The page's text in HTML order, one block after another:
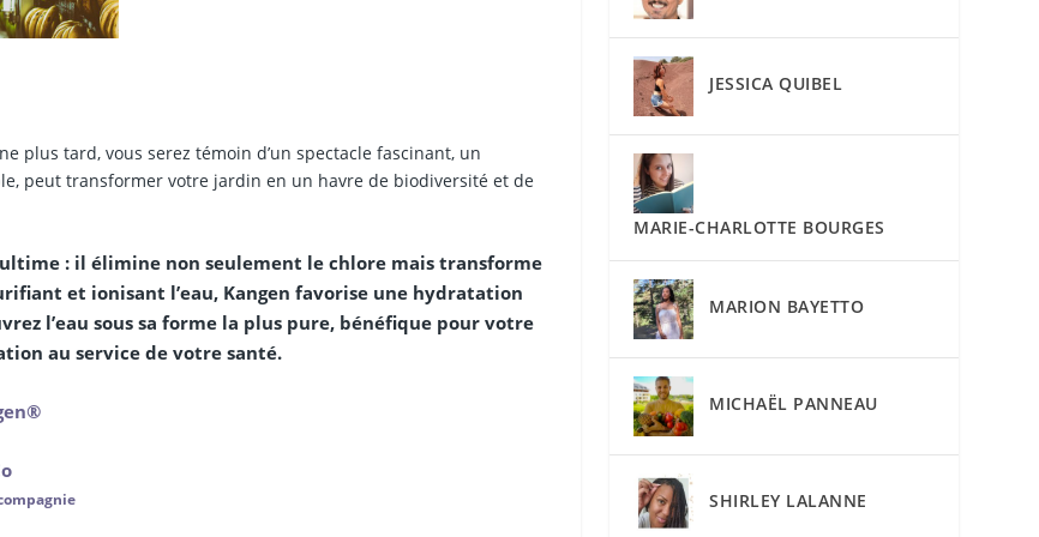
plus tard, vous serez témoin d’un spectacle fascinant, un
peut transformer votre jardin en un havre de biodiversité et de
: il élimine non seulement le chlore mais transforme
et ionisant l’eau, Kangen favorise une hydratation
l’eau sous sa forme la plus pure, bénéfique pour votre
au service de votre santé.
JESSICA QUIBEL
MARIE-CHARLOTTE BOURGES
MARION BAYETTO
MICHAËL PANNEAU
SHIRLEY LALANNE